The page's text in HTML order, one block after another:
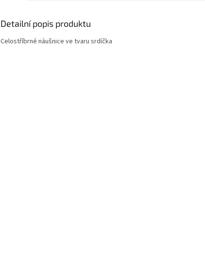
Detailní popis produktu
Celostříbrné náušnice ve tvaru srdíčka